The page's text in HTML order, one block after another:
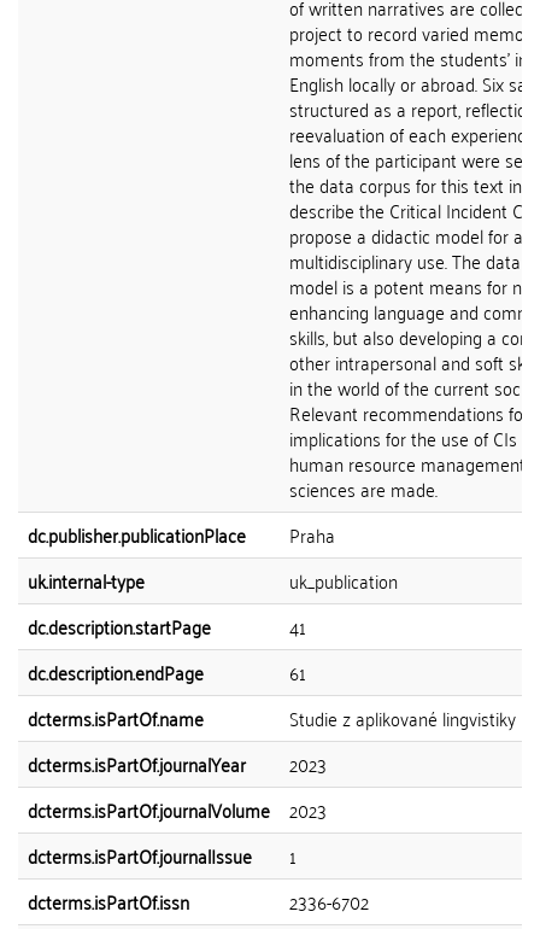
of written narratives are
project to record varied
moments from the students’
English locally or abroad. Six
structured as a report,
reevaluation of each
lens of the participant were
the data corpus for this text in
describe the Critical Incident
propose a didactic model for a
multidisciplinary use. The data
model is a potent means for
enhancing language and
skills, but also developing a
other intrapersonal and soft
in the world of the current
Relevant recommendations for
implications for the use of CIs
human resource management
sciences are made.
dc.publisher.publicationPlace
Praha
uk.internal-type
uk_publication
dc.description.startPage
41
dc.description.endPage
61
dcterms.isPartOf.name
Studie z aplikované lingvistiky
dcterms.isPartOf.journalYear
2023
dcterms.isPartOf.journalVolume 2023
dcterms.isPartOf.journalIssue
1
dcterms.isPartOf.issn
2336-6702